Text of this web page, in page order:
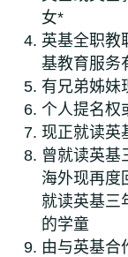
女*
英基全职教
基教育服务
有兄弟姊妹
个人提名权
现正就读英
曾就读英基
海外现再度
就读英基三
的学童
由与英基合